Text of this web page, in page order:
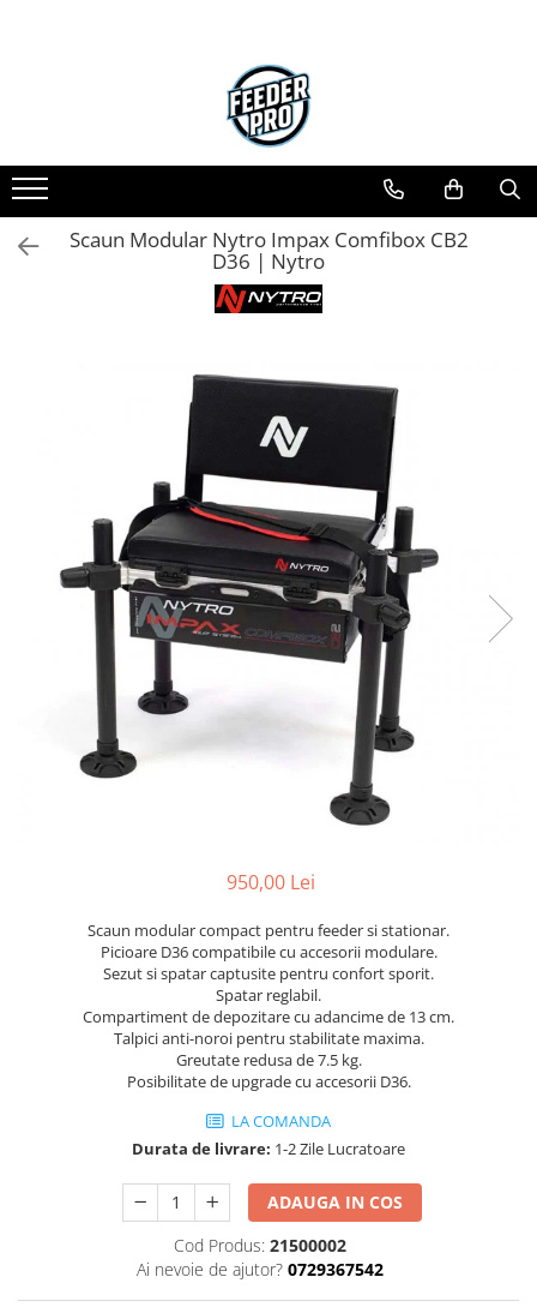
Mulinete
Accesorii Diverse
Mincioguri si Juvelnice
Scaune si Accesorii
Scaun Modular Nytro Impax Comfibox CB2
D36 | Nytro
950,00 Lei
Scaun modular compact pentru feeder si stationar.
Picioare D36 compatibile cu accesorii modulare.
Sezut si spatar captusite pentru confort sporit.
Spatar reglabil.
Compartiment de depozitare cu adancime de 13 cm.
Talpici anti-noroi pentru stabilitate maxima.
Greutate redusa de 7.5 kg.
Posibilitate de upgrade cu accesorii D36.
LA COMANDA
Durata de livrare: 1-2 Zile Lucratoare
ADAUGA IN COS
Cod Produs: 21500002
Ai nevoie de ajutor? 0729367542